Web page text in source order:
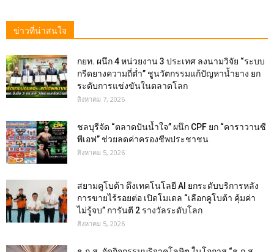
ข่าวที่น่าสนใจ
กยท. ผนึก 4 หน่วยงาน 3 ประเทศ ลงนามวิจัย “ระบบ
กรีดยางความถี่ต่ำ” ชูนวัตกรรมแก้ปัญหาน้ำยาง ยก
ระดับการแข่งขันในตลาดโลก
สิงหาคม 7, 2026
ชลบุรีจัด “ตลาดปันน้ำใจ” ผนึก CPF ยก “คาราวานซี
พีเอฟ” ช่วยลดค่าครองชีพประชาชน
สิงหาคม 5, 2026
สยามคูโบต้า ดึงเทคโนโลยี AI ยกระดับบริการหลัง
การขายไร้รอยต่อ เปิดโมเดล “เลือกคูโบต้า คุ้มค่า
ไม่รู้จบ” การันตี 2 รางวัลระดับโลก
สิงหาคม 5, 2026